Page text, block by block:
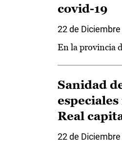
covid-19
22 de
En la provincia
Sanidad
Real
22 de